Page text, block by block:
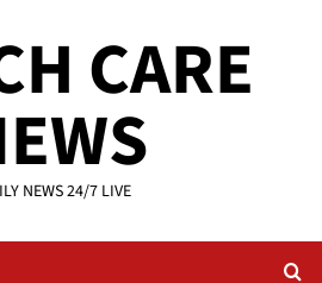
CARE
NEWS 24/7 LIVE